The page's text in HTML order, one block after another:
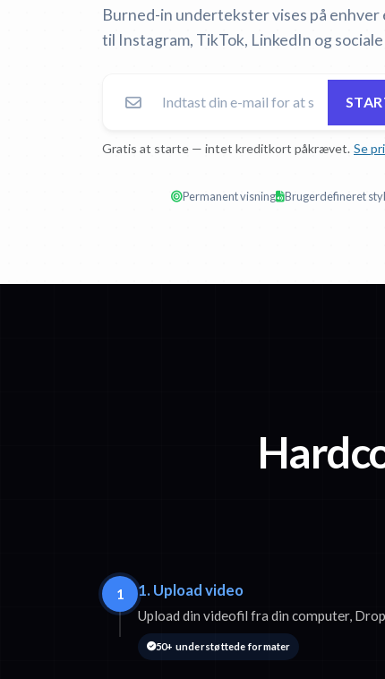
Burned-in undertekster vises på
til Instagram, TikTok, LinkedIn og
Gratis at starte — intet kreditkort påkrævet. Se
Permanent visning Brugerdefineret
1 1. Upload video
Upload din videofil fra din computer,
50+ understøttede formater